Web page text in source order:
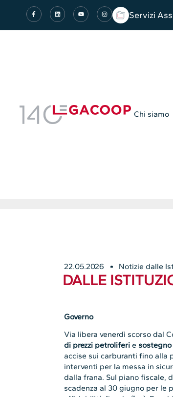
Servizi
Chi siamo
22.05.2026 Notizie dalle
DALLE
Governo
Via libera venerdì scorso dal
di prezzi petroliferi e
accise sui carburanti fino alla
interventi per la messa in
dalla frana. Sul piano fiscale,
scadenza al 30 giugno per le